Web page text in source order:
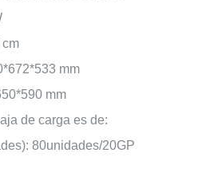
cm
mm
mm
de carga es de:
80unidades/20GP